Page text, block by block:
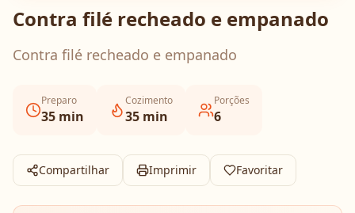
Contra filé recheado e empanado
Contra filé recheado e empanado
Preparo
35 min
Cozimento
35 min
Porções
6
Compartilhar Imprimir Favoritar